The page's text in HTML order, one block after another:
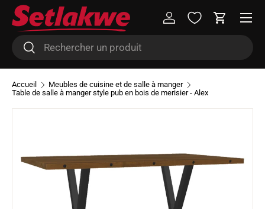
Aller au contenu
Recherche
Rechercher
Se connecterPanier
Menu
Accueil
Meubles de cuisine et de salle à manger
Table de salle à manger style pub en bois de merisier - Alex